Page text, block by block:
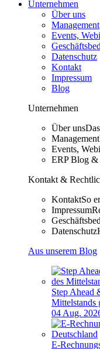
Unternehmen
Über uns
Management
Events,
Datenschutz
Kontakt
Impressum
Blog
Unternehmen
Über uns
Management
Events,
ERP Blog &
Kontakt &
KontaktSo
Impressum
Datenschutz
Aus unserem Blog
Step Ahead
Mittelstands
04 Aug.
E-